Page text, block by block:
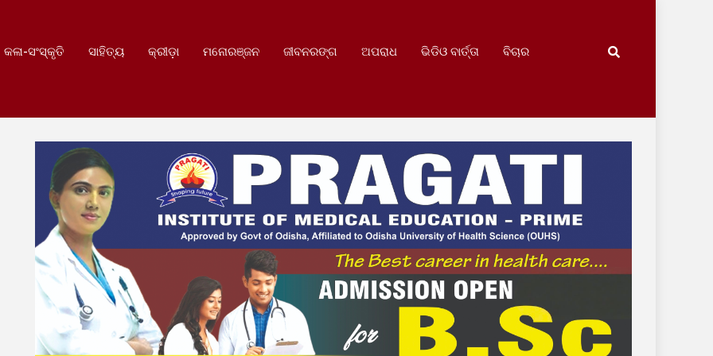
କଳା-ସଂସ୍କୃତି ସାହିତ୍ୟ କ୍ରୀଡ଼ା ମନୋରଞ୍ଜନ ଜୀବନରଙ୍ଗ ଅପରାଧ ଭିଡିଓ ବାର୍ତ୍ତା ବିଚାର